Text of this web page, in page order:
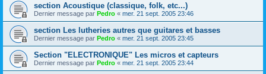
section Acoustique (classique, folk, etc...)
Dernier message par Pedro « mer. 21 sept. 2005 23:46
section Les lutheries autres que guitares et basses
Dernier message par Pedro « mer. 21 sept. 2005 23:45
Section "ELECTRONIQUE" Les micros et capteurs
Dernier message par Pedro « mer. 21 sept. 2005 23:44